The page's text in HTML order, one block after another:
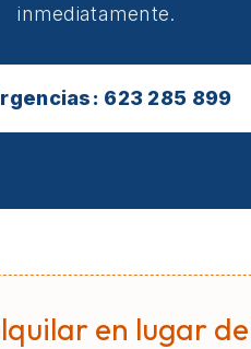
inmediatamente.
623 285 899
en lugar de